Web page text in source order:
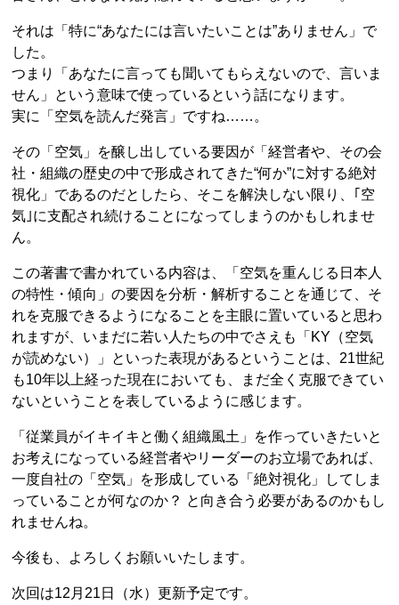
それは「特に“あなたには言いたいことは”ありません」で
した。
つまり「あなたに言っても聞いてもらえないので、言いま
せん」という意味で使っているという話になります。
実に「空気を読んだ発言」ですね……。
その「空気」を醸し出している要因が「経営者や、その会
社・組織の歴史の中で形成されてきた“何か”に対する絶対
視化」であるのだとしたら、そこを解決しない限り、｢空
気｣に支配され続けることになってしまうのかもしれませ
ん。
この著書で書かれている内容は、「空気を重んじる日本人
の特性・傾向」の要因を分析・解析することを通じて、そ
れを克服できるようになることを主眼に置いていると思わ
れますが、いまだに若い人たちの中でさえも「KY（空気
が読めない）」といった表現があるということは、21世紀
も10年以上経った現在においても、まだ全く克服できてい
ないということを表しているように感じます。
「従業員がイキイキと働く組織風土」を作っていきたいと
お考えになっている経営者やリーダーのお立場であれば、
一度自社の「空気」を形成している「絶対視化」してしま
っていることが何なのか？ と向き合う必要があるのかもし
れませんね。
今後も、よろしくお願いいたします。
次回は12月21日（水）更新予定です。